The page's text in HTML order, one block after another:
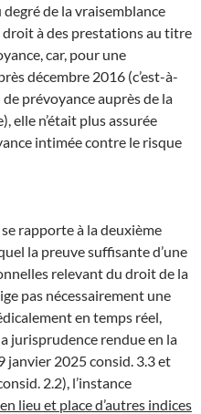
de la vraisemblance
droit à des prestations au titre
car, pour une
décembre 2016 (c’est-à-
prévoyance auprès de la
n’était plus assurée
intimée contre le risque
rapporte à la deuxième
la preuve suffisante d’une
relevant du droit de la
pas nécessairement une
en temps réel,
jurisprudence rendue en la
janvier 2025 consid. 3.3 et
2.2), l’instance
lieu et place d’autres indices